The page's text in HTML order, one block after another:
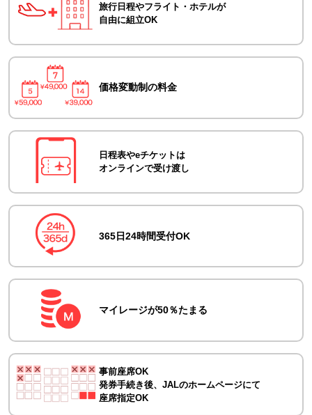
旅行日程やフライト・ホテルが
自由に組立OK
価格変動制の料金
日程表やeチケットは
オンラインで受け渡し
365日24時間受付OK
マイレージが50％たまる
事前座席OK
発券手続き後、JALのホームページにて
座席指定OK